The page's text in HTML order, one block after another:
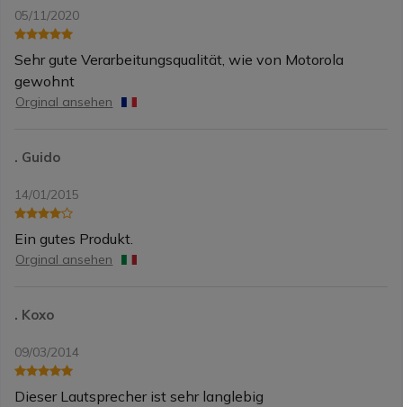
05/11/2020
Sehr gute Verarbeitungsqualität, wie von Motorola
gewohnt
Orginal ansehen
. Guido
14/01/2015
Ein gutes Produkt.
Orginal ansehen
. Koxo
09/03/2014
Dieser Lautsprecher ist sehr langlebig